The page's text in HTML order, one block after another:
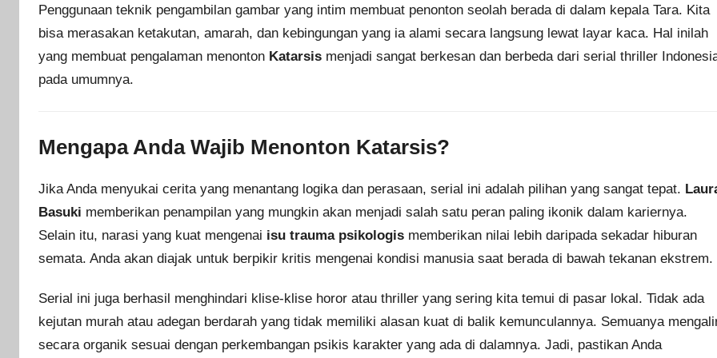
Penggunaan teknik pengambilan gambar yang intim membuat penonton seolah berada di dalam kepala Tara. Kita
bisa merasakan ketakutan, amarah, dan kebingungan yang ia alami secara langsung lewat layar kaca. Hal inilah
yang membuat pengalaman menonton Katarsis menjadi sangat berkesan dan berbeda dari serial thriller
pada umumnya.
Mengapa Anda Wajib Menonton Katarsis?
Jika Anda menyukai cerita yang menantang logika dan perasaan, serial ini adalah pilihan yang sangat tepat.
Basuki memberikan penampilan yang mungkin akan menjadi salah satu peran paling ikonik dalam kariernya.
Selain itu, narasi yang kuat mengenai isu trauma psikologis memberikan nilai lebih daripada sekadar hiburan
semata. Anda akan diajak untuk berpikir kritis mengenai kondisi manusia saat berada di bawah tekanan ekstrem.
Serial ini juga berhasil menghindari klise-klise horor atau thriller yang sering kita temui di pasar lokal. Tidak ada
kejutan murah atau adegan berdarah yang tidak memiliki alasan kuat di balik kemunculannya. Semuanya
secara organik sesuai dengan perkembangan psikis karakter yang ada di dalamnya. Jadi, pastikan Anda